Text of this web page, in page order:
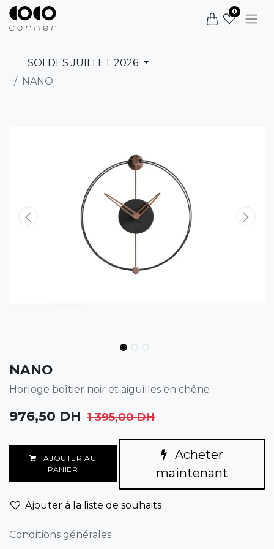
0
SOLDES JUILLET 2026
NANO
NANO
Horloge boîtier noir et aiguilles en chêne
976,50 DH 1 395,00DH
AJOUTER AU
PANIER
Acheter
maintenant
Ajouter à la liste de souhaits
Conditions générales